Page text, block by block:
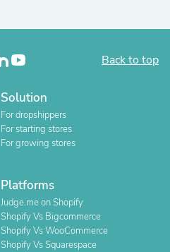
Back to top
Solution
For dropshippers
For starting stores
For growing stores
Platforms
Judge.me on Shopify
Shopify Vs Bigcommerce
Shopify Vs WooCommerce
Shopify Vs Squarespace